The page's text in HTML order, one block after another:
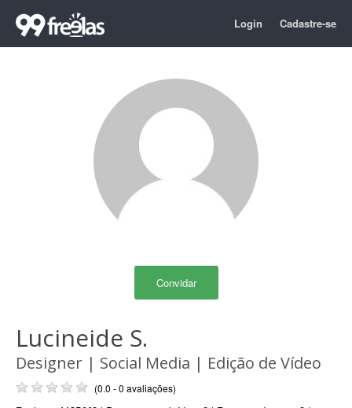
Login Cadastre-se
Convidar
Lucineide S.
Designer | Social Media | Edição de Vídeo
(0.0 - 0 avaliações)